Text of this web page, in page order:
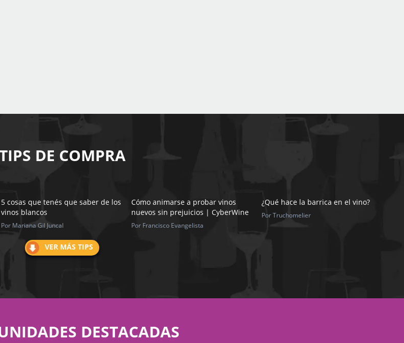
DE COMPRA
5 cosas que tenés que saber de los
vinos blancos
Por Mariana Gil Juncal
Cómo animarse a probar vinos
nuevos sin prejuicios | CyberWine
Por Francisco Evangelista
¿Qué hace la barrica en el vino?
Por Truchomelier
VER MÁS TIPS
DESTACADAS